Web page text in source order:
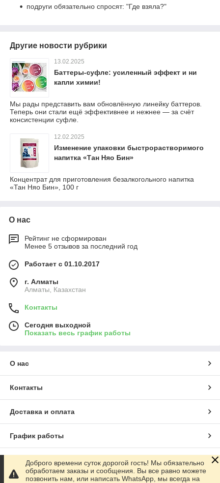
подруги обязательно спросят: "Где взяла?"
Другие новости рубрики
13.02.2025
Баттеры-суфле: усиленный эффект и ни
капли химии!
Мы рады представить вам обновлённую линейку баттеров.
Теперь они стали ещё эффективнее и нежнее — за счёт
консистенции суфле.​​​​​​​
12.02.2025
Изменение упаковки быстрорастворимого
напитка «Тан Няо Бин»
Концентрат для приготовления безалкогольного напитка
«Тан Няо Бин», 100 г
О нас
Рейтинг не сформирован
Менее 5 отзывов за последний год
Работает с 01.10.2017
г. Алматы
Алматы, Казахстан
Контакты
Сегодня выходной
Показать весь график работы
О нас
Контакты
Доставка и оплата
График работы
Полная версия сайта
Доброго времени суток дорогой гость! Мы обязательно
обработаем заказы и сообщения. Вы все равно можете
позвонить нам, или написать WhatsApp, мы всегда на